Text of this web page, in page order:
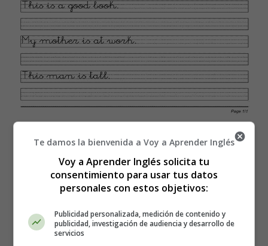
Recursos Educativos en inglés -
Worksheets Calligraphy
Fichas Infantiles en Inglés Caligrafía
05. Calligraphy.
Te damos la bienvenida a Voy a Aprender Inglés
Voy a Aprender Inglés solicita tu
consentimiento para usar tus datos
personales con estos objetivos:
Publicidad personalizada, medición de contenido y
publicidad, investigación de audiencia y desarrollo de
servicios